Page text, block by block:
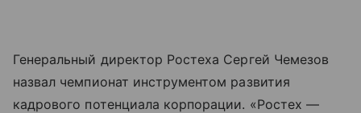
Генеральный директор Ростеха Сергей Чемезов
назвал чемпионат инструментом развития
кадрового потенциала корпорации. «Ростех —